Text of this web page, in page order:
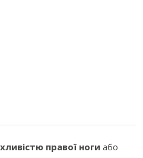
правої ноги або